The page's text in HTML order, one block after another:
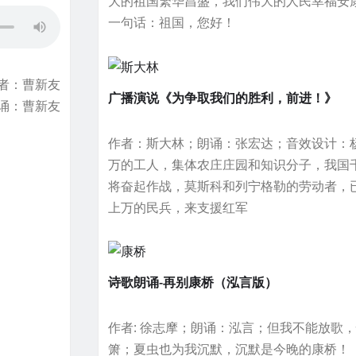
：曹新友
：曹新友
一句话：祖国，您好！
广播演说《为争取我们的胜利，前进！》
作者：斯大林；朗诵：张宏达；音效设计：
万的工人，集体农庄庄园和知识分子，我国
将奋起作战，莫斯科和列宁格勒的劳动者，
上万的民兵，来支援红军
诗歌朗诵-再别康桥（泓言版）
作者: 徐志摩；朗诵：泓言；但我不能放歌
箫；夏虫也为我沉默，沉默是今晚的康桥！